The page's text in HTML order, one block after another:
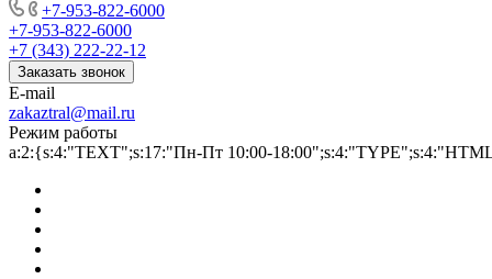
+7-953-822-6000
+7-953-822-6000
+7 (343) 222-22-12
Заказать звонок
E-mail
zakaztral@mail.ru
Режим работы
a:2:{s:4:"TEXT";s:17:"Пн-Пт 10:00-